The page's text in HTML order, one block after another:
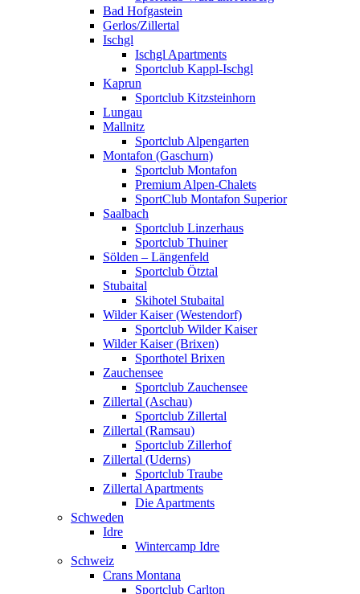
Bad Hofgastein
Gerlos/Zillertal
Ischgl
Ischgl Apartments
Sportclub Kappl-Ischgl
Kaprun
Sportclub Kitzsteinhorn
Lungau
Mallnitz
Sportclub Alpengarten
Montafon (Gaschurn)
Sportclub Montafon
Premium Alpen-Chalets
SportClub Montafon Superior
Saalbach
Sportclub Linzerhaus
Sportclub Thuiner
Sölden – Längenfeld
Sportclub Ötztal
Stubaital
Skihotel Stubaital
Wilder Kaiser (Westendorf)
Sportclub Wilder Kaiser
Wilder Kaiser (Brixen)
Sporthotel Brixen
Zauchensee
Sportclub Zauchensee
Zillertal (Aschau)
Sportclub Zillertal
Zillertal (Ramsau)
Sportclub Zillerhof
Zillertal (Uderns)
Sportclub Traube
Zillertal Apartments
Die Apartments
Schweden
Idre
Wintercamp Idre
Schweiz
Crans Montana
Sportclub Carlton